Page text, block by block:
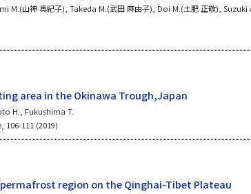
山神 真紀子), Takeda M.(武田 麻由子), Doi M.(土肥 正敬), Suzuki
area in the Okinawa Trough,Japan
H., Fukushima T.
111 (2019)
region on the Qinghai-Tibet Plateau